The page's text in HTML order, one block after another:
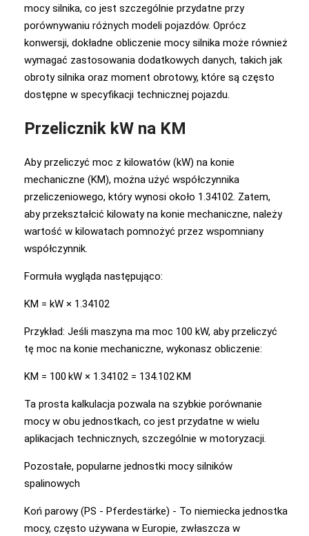
mocy silnika, co jest szczególnie przydatne przy
porównywaniu różnych modeli pojazdów. Oprócz
konwersji, dokładne obliczenie mocy silnika może również
wymagać zastosowania dodatkowych danych, takich jak
obroty silnika oraz moment obrotowy, które są często
dostępne w specyfikacji technicznej pojazdu.
Przelicznik kW na KM
Aby przeliczyć moc z kilowatów (kW) na konie
mechaniczne (KM), można użyć współczynnika
przeliczeniowego, który wynosi około 1.34102. Zatem,
aby przekształcić kilowaty na konie mechaniczne, należy
wartość w kilowatach pomnożyć przez wspomniany
współczynnik.
Formuła wygląda następująco:
KM = kW × 1.34102
Przykład: Jeśli maszyna ma moc 100 kW, aby przeliczyć
tę moc na konie mechaniczne, wykonasz obliczenie:
KM = 100 kW × 1.34102 = 134.102 KM
Ta prosta kalkulacja pozwala na szybkie porównanie
mocy w obu jednostkach, co jest przydatne w wielu
aplikacjach technicznych, szczególnie w motoryzacji.
Pozostałe, popularne jednostki mocy silników
spalinowych
Koń parowy (PS - Pferdestärke) - To niemiecka jednostka
mocy, często używana w Europie, zwłaszcza w